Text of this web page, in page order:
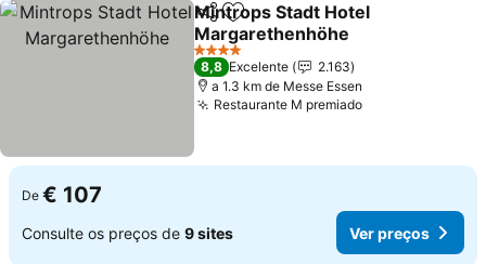
PartilharAdicionar aos favoritos
Mintrops Stadt Hotel
Margarethenhöhe
Ver preços
4 Estrelas
8,8 Excelente
2.163
a 1.3 km de Messe Essen
Restaurante M premiadoVer preços
De € 107
Consulte os preços de 9 sites Ver preços